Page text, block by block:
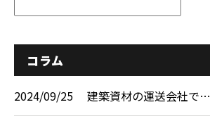
コラム
2024/09/25 建築資材の運送会社で…